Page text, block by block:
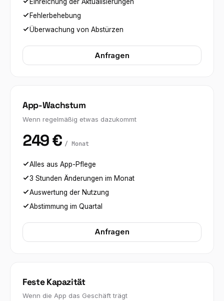
Fehlerbehebung
Überwachung von Abstürzen
Anfragen
App-Wachstum
Wenn regelmäßig etwas dazukommt
249 € / Monat
Alles aus App-Pflege
3 Stunden Änderungen im Monat
Auswertung der Nutzung
Abstimmung im Quartal
Anfragen
Feste Kapazität
Wenn die App das Geschäft trägt